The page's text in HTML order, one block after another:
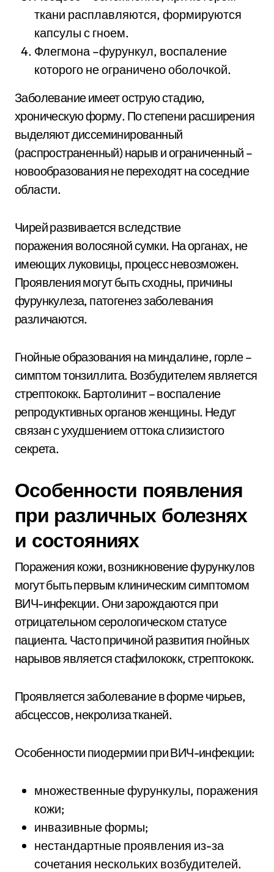
ткани расплавляются, формируются
капсулы с гноем.
Флегмона –фурункул, воспаление
которого не ограничено оболочкой.
Заболевание имеет острую стадию,
хроническую форму. По степени расширения
выделяют диссеминированный
(распространенный) нарыв и ограниченный –
новообразования не переходят на соседние
области.
Чирей развивается вследствие
поражения волосяной сумки. На органах, не
имеющих луковицы, процесс невозможен.
Проявления могут быть сходны, причины
фурункулеза, патогенез заболевания
различаются.
Гнойные образования на миндалине, горле –
симптом тонзиллита. Возбудителем является
стрептококк. Бартолинит – воспаление
репродуктивных органов женщины. Недуг
связан с ухудшением оттока слизистого
секрета.
Особенности появления
при различных болезнях
и состояниях
Поражения кожи, возникновение фурункулов
могут быть первым клиническим симптомом
ВИЧ-инфекции. Они зарождаются при
отрицательном серологическом статусе
пациента. Часто причиной развития гнойных
нарывов является стафилококк, стрептококк.
Проявляется заболевание в форме чирьев,
абсцессов, некролиза тканей.
Особенности пиодермии при ВИЧ-инфекции:
множественные фурункулы, поражения
кожи;
инвазивные формы;
нестандартные проявления из-за
сочетания нескольких возбудителей.